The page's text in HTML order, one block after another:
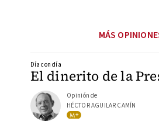
MÁS
El dinerito de la
Día con día
Opinión de
HÉCTOR AGUILAR CAMÍN